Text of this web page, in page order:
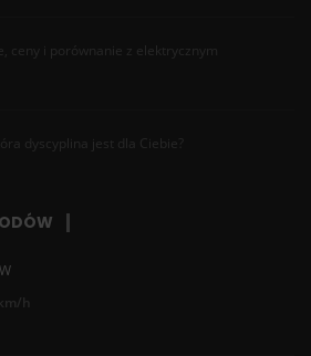
ceny i porównanie z elektrycznym
dyscyplina jest dla Ciebie?
h